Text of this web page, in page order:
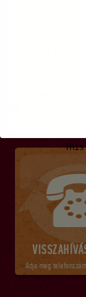
Adja meg